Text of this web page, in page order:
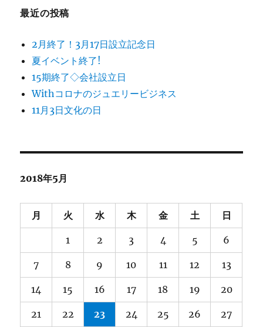
最近の投稿
2月終了！3月17日設立記念日
夏イベント終了!
15期終了◇会社設立日
Withコロナのジュエリービジネス
11月3日文化の日
2018年5月
月 火 水 木 金 土 日
1 2 3 4 5 6
7 8 9 10 11 12 13
14 15 16 17 18 19 20
21 22 23 24 25 26 27